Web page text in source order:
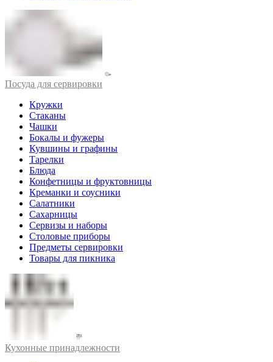
Посуда для сервировки
Кружки
Стаканы
Чашки
Бокалы и фужеры
Кувшины и графины
Тарелки
Блюда
Конфетницы и фруктовницы
Креманки и соусники
Салатники
Сахарницы
Сервизы и наборы
Столовые приборы
Предметы сервировки
Товары для пикника
Кухонные принадлежности